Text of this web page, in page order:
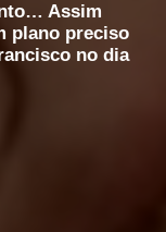
Assim
plano preciso
no dia